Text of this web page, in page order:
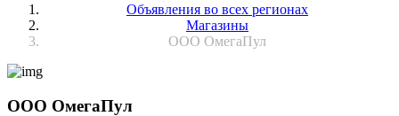
Объявления во всех регионах
Магазины
ООО ОмегаПул
ООО ОмегаПул